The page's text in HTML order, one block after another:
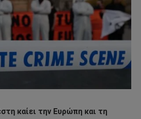
καίει την Ευρώπη και τη